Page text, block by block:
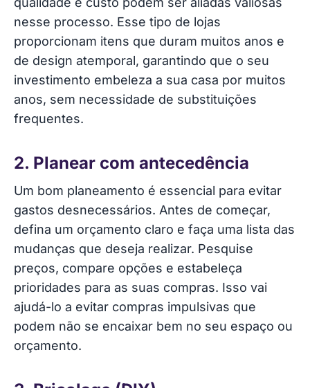
9. Use tecidos para mudar a sua casa
10. Iluminação estratégica
12. Personalize objetos comuns
13. Compras compartilhadas
14. Venda o que não precisa
15. Reaproveite e renove
nesse processo. Esse tipo de lojas
proporcionam itens que duram muitos anos e
de design atemporal, garantindo que o seu
investimento embeleza a sua casa por muitos
anos, sem necessidade de substituições
frequentes.
2. Planear com antecedência
Um bom planeamento é essencial para evitar
gastos desnecessários. Antes de começar,
defina um orçamento claro e faça uma lista das
mudanças que deseja realizar. Pesquise
preços, compare opções e estabeleça
prioridades para as suas compras. Isso vai
ajudá-lo a evitar compras impulsivas que
podem não se encaixar bem no seu espaço ou
orçamento.